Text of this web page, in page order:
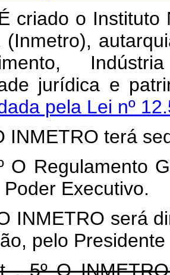
criado o Instituto
(Inmetro),
pela Lei nº
terá
Executivo.
será
pelo
. 5º O